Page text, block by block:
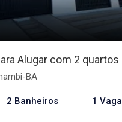
Alugar com 2 quartos
BA
2 Banheiros 1 Vaga